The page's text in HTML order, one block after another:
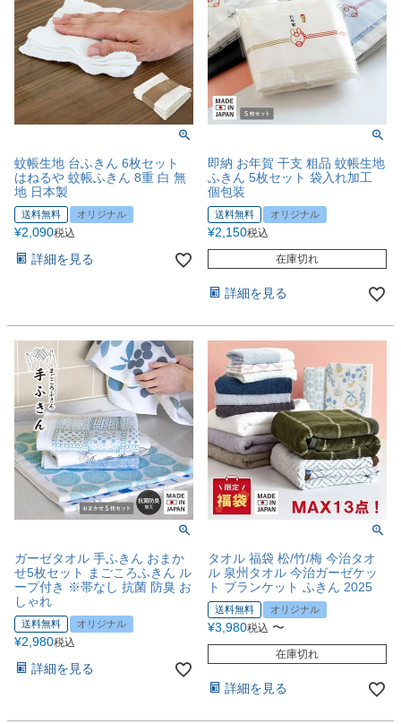
蚊帳生地 台ふきん 6枚セット
はねるや 蚊帳ふきん 8重 白 無
地 日本製
送料無料 オリジナル
¥2,090税込
詳細を見る
即納 お年賀 干支 粗品 蚊帳生地
ふきん 5枚セット 袋入れ加工
個包装
送料無料 オリジナル
¥2,150税込
在庫切れ
詳細を見る
ガーゼタオル 手ふきん おまか
せ5枚セット まごころふきん ル
ープ付き ※帯なし 抗菌 防臭 お
しゃれ
送料無料 オリジナル
¥2,980税込
詳細を見る
タオル 福袋 松/竹/梅 今治タオ
ル 泉州タオル 今治ガーゼケッ
ト ブランケット ふきん 2025
送料無料 オリジナル
¥3,980税込 〜
在庫切れ
詳細を見る